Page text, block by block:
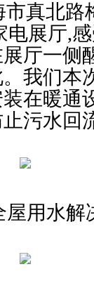
真北路
展厅,
厅一侧
我们本
在暖通
污水回
屋用水解